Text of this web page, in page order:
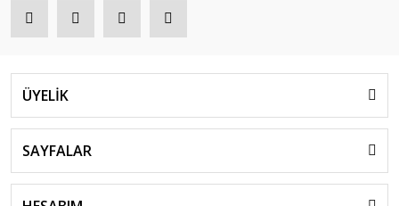
ÜYELİK
SAYFALAR